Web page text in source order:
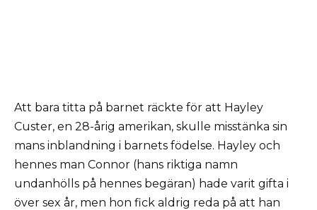
Att bara titta på barnet räckte för att Hayley
Custer, en 28-årig amerikan, skulle misstänka sin
mans inblandning i barnets födelse. Hayley och
hennes man Connor (hans riktiga namn
undanhölls på hennes begäran) hade varit gifta i
över sex år, men hon fick aldrig reda på att han